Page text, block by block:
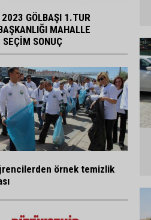
GÖLBAŞI 1.TUR
MAHALLE
SONUÇ
örnek temizlik